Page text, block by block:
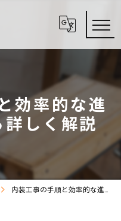
効率的な進
しく解説
内装工事の手順と効率的な進め方を基礎から詳しく解説